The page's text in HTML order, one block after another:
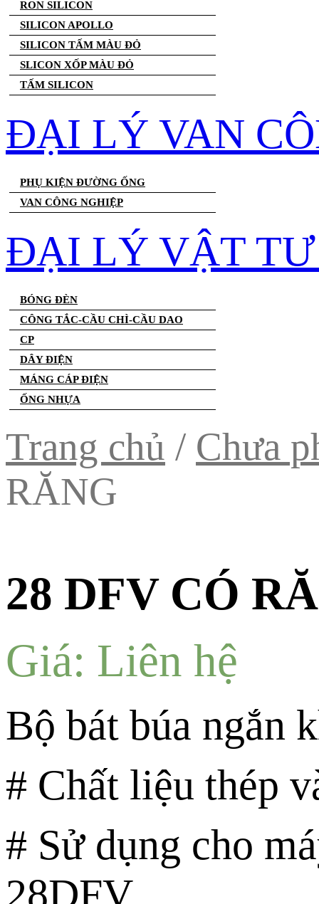
RON SILICON
SILICON APOLLO
SILICON TẤM MÀU ĐỎ
SLICON XỐP MÀU ĐỎ
TẤM SILICON
ĐẠI LÝ VAN
PHỤ KIỆN ĐƯỜNG ỐNG
VAN CÔNG NGHIỆP
ĐẠI LÝ VẬT TƯ
BÓNG ĐÈN
CÔNG TẮC-CẦU CHÌ-CẦU DAO
CP
DÂY ĐIỆN
MÁNG CÁP ĐIỆN
ỐNG NHỰA
Trang chủ / Chưa
RĂNG
28 DFV CÓ
Giá: Liên hệ
Bộ bát búa ngắn
# Chất liệu thép
# Sử dụng cho
28DFV